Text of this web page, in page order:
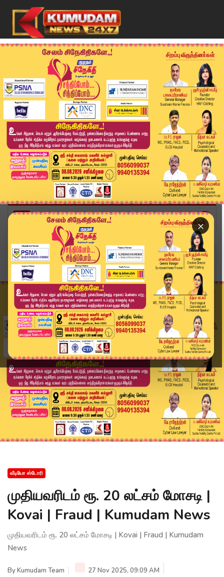
×
Home
வீடியோ ஸ்டோரி
முதியவரிடம் ரூ. 20 லட்சம் மோசடி | Kovai | Fraud...
வீடியோ ஸ்டோரி
முதியவரிடம் ரூ. 20 லட்சம் மோசடி |
Kovai | Fraud | Kumudam News
முதியவரிடம் ரூ. 20 லட்சம் மோசடி | Kovai | Fraud | Kumudam
News
ByKumudam Team
27 Nov 2025, 09:09 AM